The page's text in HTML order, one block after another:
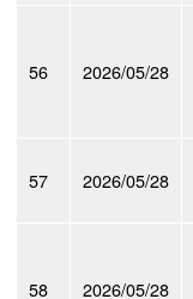
56 2026/05/28
57 2026/05/28
58 2026/05/28